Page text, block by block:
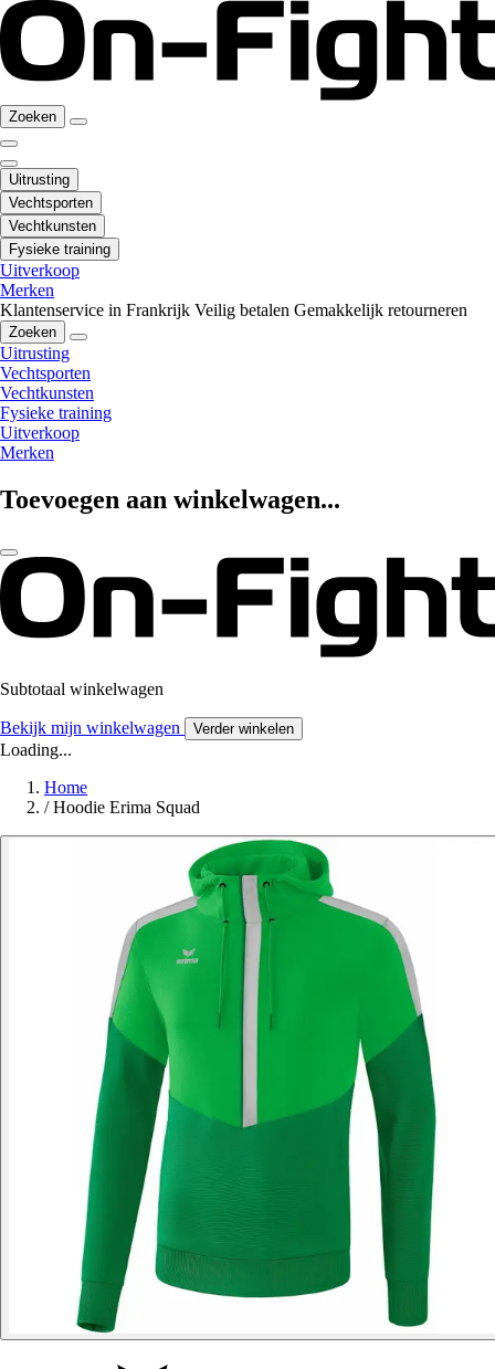
Zoeken
Uitrusting
Vechtsporten
Vechtkunsten
Fysieke training
Uitverkoop
Merken
Klantenservice in Frankrijk Veilig betalen Gemakkelijk retourneren
Zoeken
Uitrusting
Vechtsporten
Vechtkunsten
Fysieke training
Uitverkoop
Merken
Toevoegen aan winkelwagen...
Subtotaal winkelwagen
Bekijk mijn winkelwagen Verder winkelen
Loading...
Home
/ Hoodie Erima Squad